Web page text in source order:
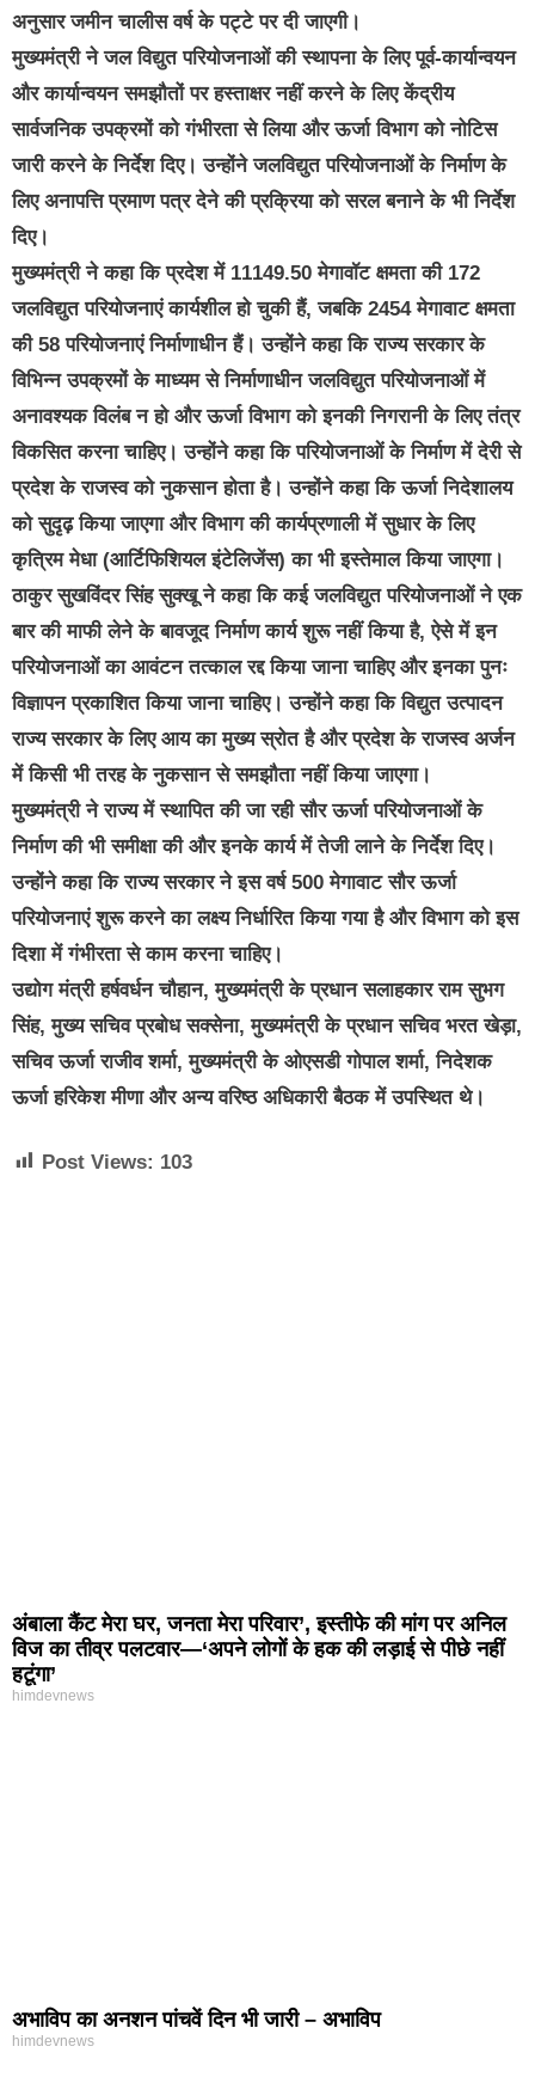
अनुसार जमीन चालीस वर्ष के पट्टे पर दी जाएगी।
मुख्यमंत्री ने जल विद्युत परियोजनाओं की स्थापना के लिए पूर्व-कार्यान्वयन
और कार्यान्वयन समझौतों पर हस्ताक्षर नहीं करने के लिए केंद्रीय
सार्वजनिक उपक्रमों को गंभीरता से लिया और ऊर्जा विभाग को नोटिस
जारी करने के निर्देश दिए। उन्होंने जलविद्युत परियोजनाओं के निर्माण के
लिए अनापत्ति प्रमाण पत्र देने की प्रक्रिया को सरल बनाने के भी निर्देश
दिए।
मुख्यमंत्री ने कहा कि प्रदेश में 11149.50 मेगावॉट क्षमता की 172
जलविद्युत परियोजनाएं कार्यशील हो चुकी हैं, जबकि 2454 मेगावाट क्षमता
की 58 परियोजनाएं निर्माणाधीन हैं। उन्होंने कहा कि राज्य सरकार के
विभिन्न उपक्रमों के माध्यम से निर्माणाधीन जलविद्युत परियोजनाओं में
अनावश्यक विलंब न हो और ऊर्जा विभाग को इनकी निगरानी के लिए तंत्र
विकसित करना चाहिए। उन्होंने कहा कि परियोजनाओं के निर्माण में देरी से
प्रदेश के राजस्व को नुकसान होता है। उन्होंने कहा कि ऊर्जा निदेशालय
को सुदृढ़ किया जाएगा और विभाग की कार्यप्रणाली में सुधार के लिए
कृत्रिम मेधा (आर्टिफिशियल इंटेलिजेंस) का भी इस्तेमाल किया जाएगा।
ठाकुर सुखविंदर सिंह सुक्खू ने कहा कि कई जलविद्युत परियोजनाओं ने एक
बार की माफी लेने के बावजूद निर्माण कार्य शुरू नहीं किया है, ऐसे में इन
परियोजनाओं का आवंटन तत्काल रद्द किया जाना चाहिए और इनका पुनः
विज्ञापन प्रकाशित किया जाना चाहिए। उन्होंने कहा कि विद्युत उत्पादन
राज्य सरकार के लिए आय का मुख्य स्रोत है और प्रदेश के राजस्व अर्जन
में किसी भी तरह के नुकसान से समझौता नहीं किया जाएगा।
मुख्यमंत्री ने राज्य में स्थापित की जा रही सौर ऊर्जा परियोजनाओं के
निर्माण की भी समीक्षा की और इनके कार्य में तेजी लाने के निर्देश दिए।
उन्होंने कहा कि राज्य सरकार ने इस वर्ष 500 मेगावाट सौर ऊर्जा
परियोजनाएं शुरू करने का लक्ष्य निर्धारित किया गया है और विभाग को इस
दिशा में गंभीरता से काम करना चाहिए।
उद्योग मंत्री हर्षवर्धन चौहान, मुख्यमंत्री के प्रधान सलाहकार राम सुभग
सिंह, मुख्य सचिव प्रबोध सक्सेना, मुख्यमंत्री के प्रधान सचिव भरत खेड़ा,
सचिव ऊर्जा राजीव शर्मा, मुख्यमंत्री के ओएसडी गोपाल शर्मा, निदेशक
ऊर्जा हरिकेश मीणा और अन्य वरिष्ठ अधिकारी बैठक में उपस्थित थे।
Post Views: 103
अंबाला कैंट मेरा घर, जनता मेरा परिवार’, इस्तीफे की मांग पर अनिल
विज का तीव्र पलटवार—‘अपने लोगों के हक की लड़ाई से पीछे नहीं
हटूंगा’
himdevnews
अभाविप का अनशन पांचवें दिन भी जारी – अभाविप
himdevnews